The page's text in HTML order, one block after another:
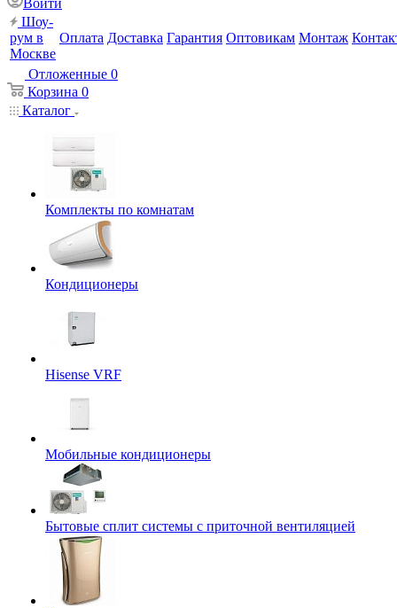
Войти
Шоу-
рум в
Москве
Оплата Доставка Гарантия Оптовикам Монтаж
Отложенные 0
Корзина 0
Каталог
Комплекты по комнатам
Кондиционеры
Hisense VRF
Мобильные кондиционеры
Бытовые сплит системы с приточной вентиляцией